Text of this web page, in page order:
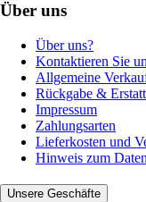
Über uns
Über uns?
Kontaktieren Sie
Allgemeine
Rückgabe &
Impressum
Zahlungsarten
Lieferkosten und
Hinweis zum
Unsere Geschäfte